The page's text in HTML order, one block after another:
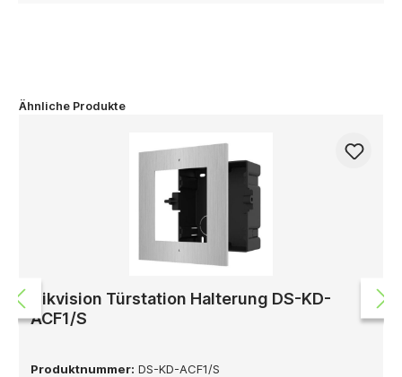
Ähnliche Produkte
Hikvision Türstation Halterung DS-KD-
ACF1/S
Produktnummer: DS-KD-ACF1/S